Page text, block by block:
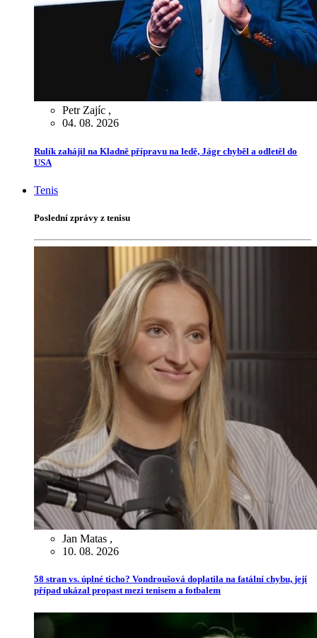
Petr Zajíc ,
04. 08. 2026
Rulík zahájil na Kladně přípravu na ledě, Jágr chyběl a odletěl do
USA
Tenis
Poslední zprávy z tenisu
Jan Matas ,
10. 08. 2026
58 stran vs. úplné ticho? Vondroušová doplatila na fatální chybu, její
případ ukázal propast mezi tenisem a fotbalem